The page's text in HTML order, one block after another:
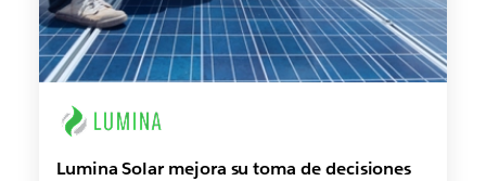
Lumina Solar mejora su toma de decisiones